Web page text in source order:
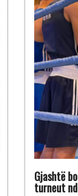
Gjashtë
turneut